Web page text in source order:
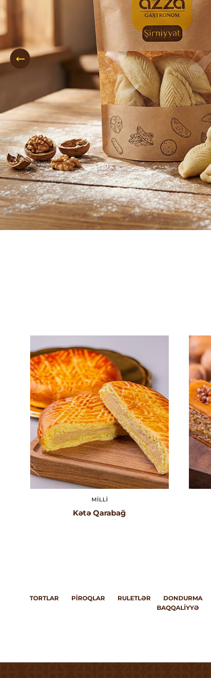
MILLI
Kətə Qarabağ
TORTLAR PIROQLAR RULETLƏR DONDURMA
BAQQALIYYƏ